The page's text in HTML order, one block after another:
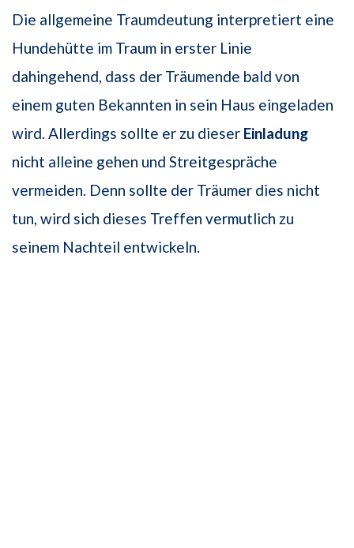
Die allgemeine Traumdeutung interpretiert eine
Hundehütte im Traum in erster Linie
dahingehend, dass der Träumende bald von
einem guten Bekannten in sein Haus eingeladen
wird. Allerdings sollte er zu dieser Einladung
nicht alleine gehen und Streitgespräche
vermeiden. Denn sollte der Träumer dies nicht
tun, wird sich dieses Treffen vermutlich zu
seinem Nachteil entwickeln.